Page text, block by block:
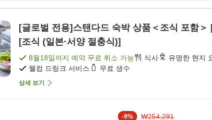
[글로벌 전용]스탠다드 숙박 상품＜조식 포함＞
[조식 (일본·서양 절충식)]
8월18일까지 예약 무료 취소 가능 식사 유명한 현지
웰컴 드링크 서비스
무료 생수
상세 보기
-9% ₩254,291